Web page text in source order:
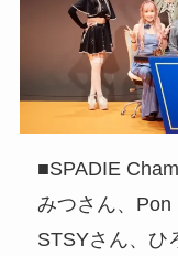
■SPADIE
みつさん、Pon
STSYさん、ひ